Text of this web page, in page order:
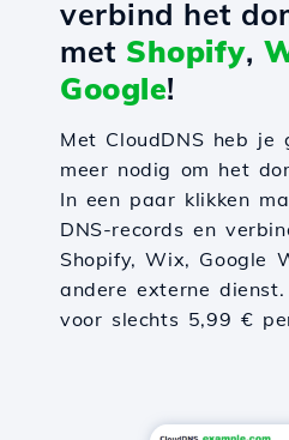
verbind het
met Shopify,
Google!
Met CloudDNS heb je
meer nodig om het
In een paar klikken
DNS-records en
Shopify, Wix, Google
andere externe
voor slechts 5,99 €